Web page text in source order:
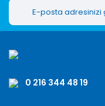
0 216 344 48 19